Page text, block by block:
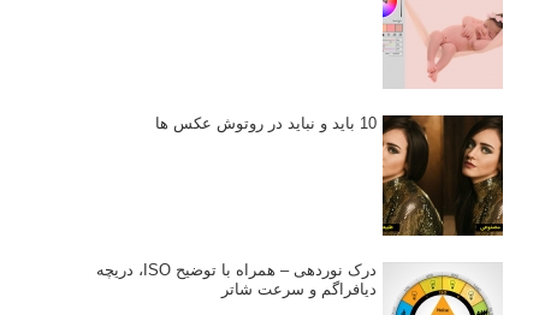
10 باید و نباید در روتوش عکس ها
درک نوردهی – همراه با توضیح ISO، دریچه
دیافراگم و سرعت شاتر